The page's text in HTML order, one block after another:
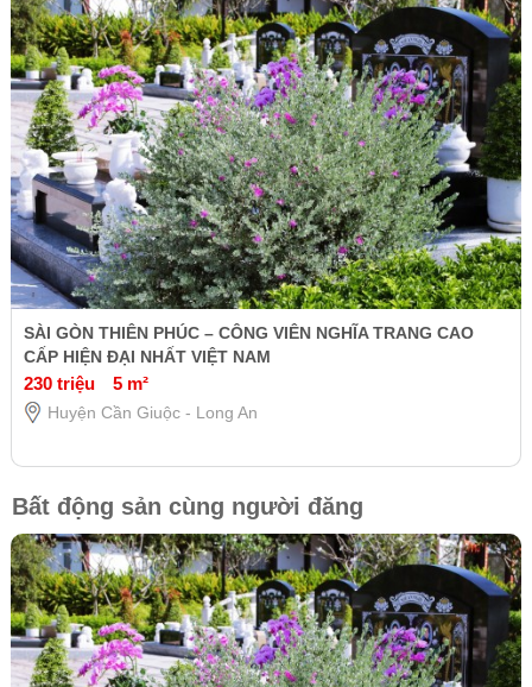
SÀI GÒN THIÊN PHÚC – CÔNG VIÊN NGHĨA TRANG CAO
CẤP HIỆN ĐẠI NHẤT VIỆT NAM
230 triệu 5 m²
Huyện Cần Giuộc - Long An
Bất động sản cùng người đăng